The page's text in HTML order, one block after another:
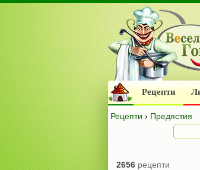
Рецепти
Рецепти › Предястия
2656 рецепти